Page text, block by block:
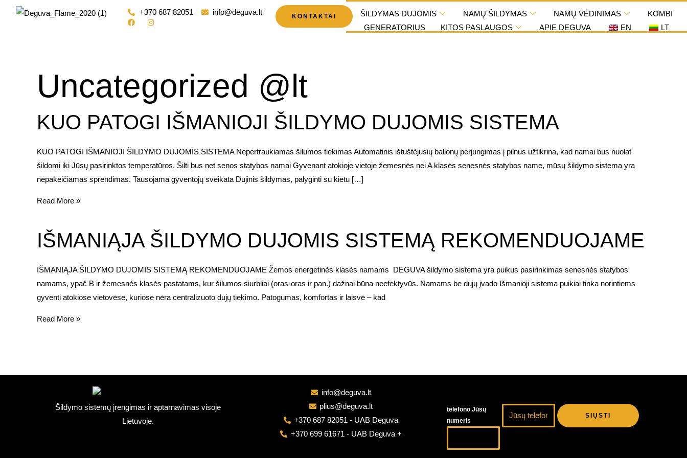
Pereiti
+370 687 82051 info@deguva.lt KONTAKTAI ŠILDYMAS DUJOMIS NAMŲ ŠILDYMAS NAMŲ VĖDINIMAS
KOMBI
GENERATORIUS
KITOS PASLAUGOS APIE DEGUVA EN LT
Uncategorized @lt
KUO PATOGI IŠMANIOJI ŠILDYMO DUJOMIS SISTEMA
KUO PATOGI IŠMANIOJI ŠILDYMO DUJOMIS SISTEMA Nepertraukiamas šilumos tiekimas Automatinis ištuštėjusių balionų perjungimas į pilnus užtikrina, kad namai bus nuolat
šildomi iki Jūsų pasirinktos temperatūros. Šilti bus net senos statybos namai Gyvenant atokioje vietoje žemesnės nei A klasės senesnės statybos name, mūsų šildymo sistema yra
nepakeičiamas sprendimas. Tausojama gyventojų sveikata Dujinis šildymas, palyginti su kietu […]
PATOGI
SISTEMA
Read More »
IŠMANIĄJA ŠILDYMO DUJOMIS SISTEMĄ REKOMENDUOJAME
IŠMANIĄJA ŠILDYMO DUJOMIS SISTEMĄ REKOMENDUOJAME Žemos energetinės klasės namams DEGUVA šildymo sistema yra puikus pasirinkimas senesnės statybos
namams, ypač B ir žemesnės klasės pastatams, kur šilumos siurbliai (oras-oras ir pan.) dažnai būna neefektyvūs. Namams be dujų įvado Išmanioji sistema puikiai tinka norintiems
gyventi atokiose vietovėse, kuriose nėra centralizuoto dujų tiekimo. Patogumas, komfortas ir laisvė – kad
ŠILDYMO
Read More »
Šildymo sistemų įrengimas ir aptarnavimas visoje
Lietuvoje.
info@deguva.lt
plius@deguva.lt
+370 687 82051 - UAB Deguva
+370 699 61671 - UAB Deguva +
telefono Jūsų
numeris
SIŲSTI